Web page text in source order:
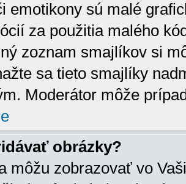
emotikony sú malé
za použitia malého
zoznam smajlíkov si
sa tieto smajlíky
Moderátor môže
obrázky?
môžu zobrazovať vo